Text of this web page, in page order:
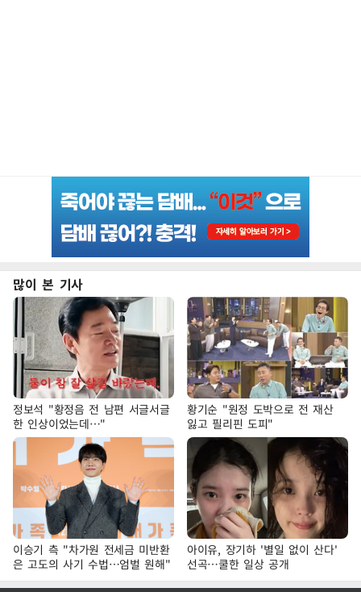
많이 본 기사
정보석 "황정음 전 남편 서글서글
한 인상이었는데…"
황기순 "원정 도박으로 전 재산
잃고 필리핀 도피"
이승기 측 "차가원 전세금 미반환
은 고도의 사기 수법…엄벌 원해"
아이유, 장기하 '별일 없이 산다'
선곡…쿨한 일상 공개